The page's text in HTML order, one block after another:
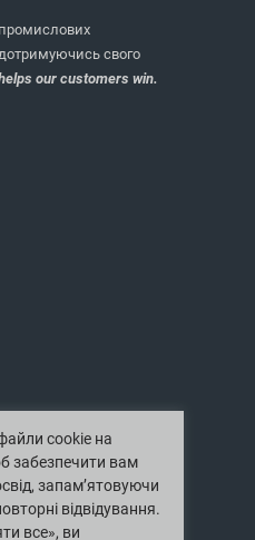
придатний для
FDA. Ключовий
із потрійними
їжі. Грайф
щоб замінити
паперовим
на робочу силу
контейнер на
для повторної
дотримуючись свого
our customers win.
cookie на
забезпечити вам
запам’ятовуючи
відвідування.
все», ви